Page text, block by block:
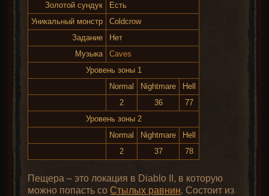
Золотой сундук
Есть
Уникальный монстр
Coldcrow
Задание
Нет
Музыка
Caves
Уровень зоны 1
Normal
Nightmare
Hell
2
36
77
Уровень зоны 2
Normal
Nightmare
Hell
2
37 78
Пещера – это локация в Diablo II, в которую
можно попасть со Стылых равнин. Состоит из